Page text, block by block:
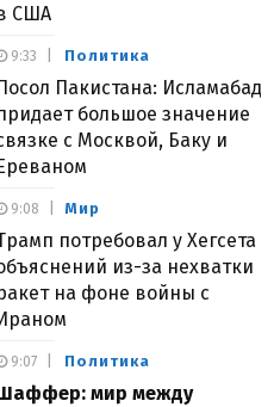
США
Политика
Пакистана: Исламабад
большое значение
с Москвой, Баку и
9:33
Мир
потребовал у Хегсета
из-за нехватки
на фоне войны с
9:08
Политика
мир между
9:07